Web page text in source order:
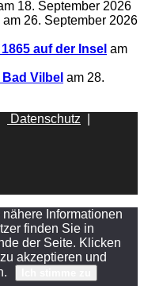
18. September 2026
am 26. September 2026
auf der Insel am
Vilbel am 28.
Datenschutz
Informationen
finden Sie in
der Seite. Klicken
akzeptieren und